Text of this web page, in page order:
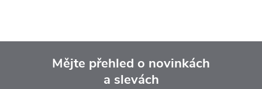
Mějte přehled o novinkách
a slevách